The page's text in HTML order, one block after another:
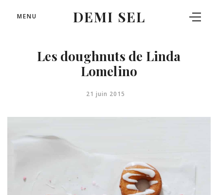
DEMI SEL
MENU
Les doughnuts de Linda
Lomelino
21 juin 2015